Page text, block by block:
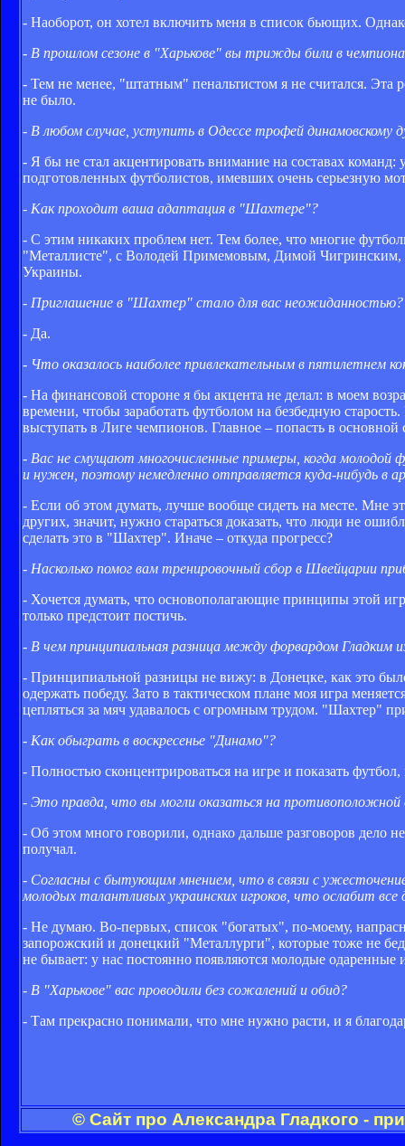
- Наоборот, он хотел включить меня в список бьющих.
- В прошлом сезоне в "Харькове" вы трижды били в
- Тем не менее, "штатным" пенальтистом я не считался. Эта
не было.
- В любом случае, уступить в Одессе трофей динамовскому
- Я бы не стал акцентировать внимание на составах
подготовленных футболистов, имевших очень серьезную
- Как проходит ваша адаптация в "Шахтере"?
- С этим никаких проблем нет. Тем более, что многие
"Металлисте", с Володей Примемовым, Димой
Украины.
- Приглашение в "Шахтер" стало для вас неожиданностью?
- Да.
- Что оказалось наиболее привлекательным в пятилетнем
- На финансовой стороне я бы акцента не делал: в моем
времени, чтобы заработать футболом на безбедную
выступать в Лиге чемпионов. Главное – попасть в основной
- Вас не смущают многочисленные примеры, когда молодой
и нужен, поэтому немедленно отправляется куда-нибудь в
- Если об этом думать, лучше вообще сидеть на месте. Мне
других, значит, нужно стараться доказать, что люди не
сделать это в "Шахтер". Иначе – откуда прогресс?
- Насколько помог вам тренировочный сбор в Швейцарии
- Хочется думать, что основополагающие принципы этой
только предстоит постичь.
- В чем принципиальная разница между форвардом
- Принципиальной разницы не вижу: в Донецке, как это
одержать победу. Зато в тактическом плане моя игра
цепляться за мяч удавалось с огромным трудом. "Шахтер"
- Как обыграть в воскресенье "Динамо"?
- Полностью сконцентрироваться на игре и показать
- Это правда, что вы могли оказаться на противоположной
- Об этом много говорили, однако дальше разговоров дело
получал.
- Согласны с бытующим мнением, что в связи с
молодых талантливых украинских игроков, что ослабит все
- Не думаю. Во-первых, список "богатых", по-моему,
запорожский и донецкий "Металлурги", которые тоже не
не бывает: у нас постоянно появляются молодые
- В "Харькове" вас проводили без сожалений и обид?
- Там прекрасно понимали, что мне нужно расти, и я
© Сайт про Александра Гладкого -